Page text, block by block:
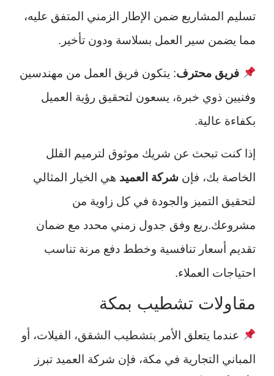
تسليم المشاريع ضمن الإطار الزمني المتفق عليه،
مما يضمن سير العمل بسلاسة ودون تأخير.
فريق محترف: يتكون فريق العمل من مهندسين
وفنيين ذوي خبرة، يسعون لتحقيق رؤية العميل
بكفاءة عالية.
إذا كنت تبحث عن شريك موثوق لترميم الفلل
الخاصة بك، فإن شركة العميد هي الخيار المثالي
لتحقيق التميز والجودة في كل زاوية من
مشروعك.ريع وفق جدول زمني محدد مع ضمان
تقديم أسعار تنافسية وخطط دفع مرنة تناسب
احتياجات العملاء.
مقاولات تشطيب بمكة
عندما يتعلق الأمر بتشطيب الشقق، الفيلات، أو
المباني التجارية في مكة، فإن شركة العميد تبرز